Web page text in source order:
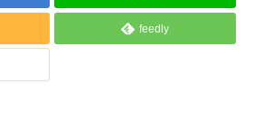
feedly